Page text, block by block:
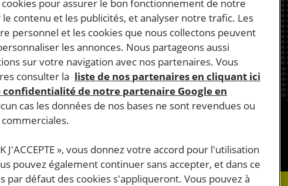
pour assurer le bon fonctionnement de notre
contenu et les publicités, et analyser notre trafic. Les
personnel et les cookies que nous collectons peuvent
les annonces. Nous partageons aussi
sur votre navigation avec nos partenaires. Vous
consulter la liste de nos partenaires en cliquant ici
de notre partenaire Google en
cas les données de nos bases ne sont revendues ou
J'ACCEPTE », vous donnez votre accord pour l'utilisation
pouvez également continuer sans accepter, et dans ce
par défaut des cookies s'appliqueront. Vous pouvez à